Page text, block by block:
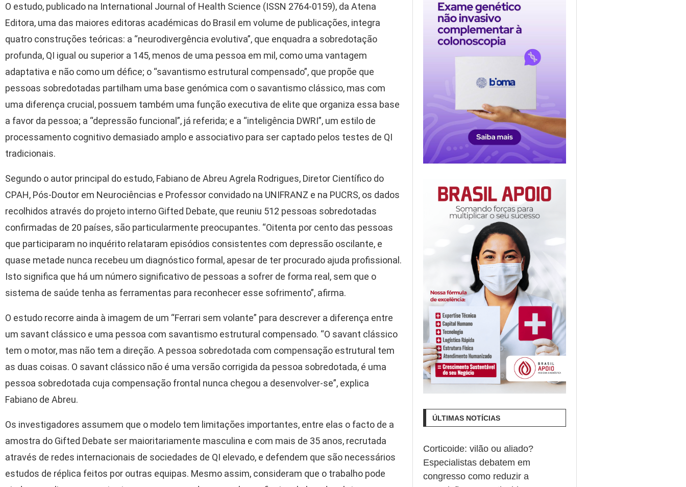
O estudo, publicado na International Journal of Health Science (ISSN 2764-0159), da Atena
Editora, uma das maiores editoras académicas do Brasil em volume de publicações, integra
quatro construções teóricas: a “neurodivergência evolutiva”, que enquadra a sobredotação
profunda, QI igual ou superior a 145, menos de uma pessoa em mil, como uma vantagem
adaptativa e não como um défice; o “savantismo estrutural compensado”, que propõe que
pessoas sobredotadas partilham uma base genómica com o savantismo clássico, mas com
uma diferença crucial, possuem também uma função executiva de elite que organiza essa base
a favor da pessoa; a “depressão funcional”, já referida; e a “inteligência DWRI”, um estilo de
processamento cognitivo demasiado amplo e associativo para ser captado pelos testes de QI
tradicionais.
Segundo o autor principal do estudo, Fabiano de Abreu Agrela Rodrigues, Diretor Científico do
CPAH, Pós-Doutor em Neurociências e Professor convidado na UNIFRANZ e na PUCRS, os dados
recolhidos através do projeto interno Gifted Debate, que reuniu 512 pessoas sobredotadas
confirmadas de 20 países, são particularmente preocupantes. “Oitenta por cento das pessoas
que participaram no inquérito relataram episódios consistentes com depressão oscilante, e
quase metade nunca recebeu um diagnóstico formal, apesar de ter procurado ajuda profissional.
Isto significa que há um número significativo de pessoas a sofrer de forma real, sem que o
sistema de saúde tenha as ferramentas para reconhecer esse sofrimento”, afirma.
O estudo recorre ainda à imagem de um “Ferrari sem volante” para descrever a diferença entre
um savant clássico e uma pessoa com savantismo estrutural compensado. “O savant clássico
tem o motor, mas não tem a direção. A pessoa sobredotada com compensação estrutural tem
as duas coisas. O savant clássico não é uma versão corrigida da pessoa sobredotada, é uma
pessoa sobredotada cuja compensação frontal nunca chegou a desenvolver-se”, explica
Fabiano de Abreu.
Os investigadores assumem que o modelo tem limitações importantes, entre elas o facto de a
amostra do Gifted Debate ser maioritariamente masculina e com mais de 35 anos, recrutada
através de redes internacionais de sociedades de QI elevado, e defendem que são necessários
estudos de réplica feitos por outras equipas. Mesmo assim, consideram que o trabalho pode
ÚLTIMAS NOTÍCIAS
Corticoide: vilão ou aliado?
Especialistas debatem em
congresso como reduzir a